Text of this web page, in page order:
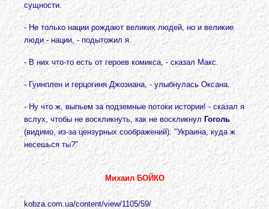
сущности.
- Не только нации рождают великих людей, но и великие
люди - нации, - подытожил я.
- В них что-то есть от героев комикса, - сказал Макс.
- Гуинплен и герцогиня Джозиана, - улыбнулась Оксана.
- Ну что ж, выпьем за подземные потоки истории! - сказал я
вслух, чтобы не воскликнуть, как не воскликнулГоголь
(видимо, из-за цензурных соображений): "Украина, куда ж
несешься ты?"
Михаил БОЙКО
kobza.com.ua/content/view/1105/59/